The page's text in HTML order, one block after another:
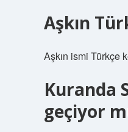
Aşkın
Aşkın ismi Türkçe
Kuranda
geçiyor